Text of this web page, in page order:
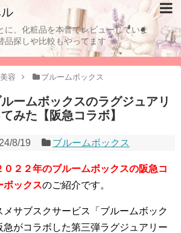
に、化粧品を本音でレビューしていま
品探しや比較もやってます
容 ブルームボックス
ルームボックスのラグジュアリ
みた【阪急コラボ】
8/19 ブルームボックス
０２２年のブルームボックスの阪急コ
ボックスのご紹介です。
サブスクサービス「ブルームボック
急がコラボした第三弾ラグジュアリー